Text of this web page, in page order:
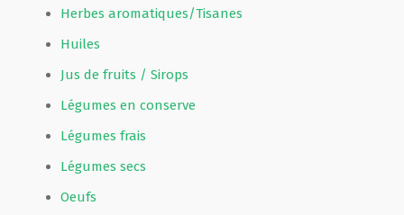
Herbes aromatiques/Tisanes
Huiles
Jus de fruits / Sirops
Légumes en conserve
Légumes frais
Légumes secs
Oeufs